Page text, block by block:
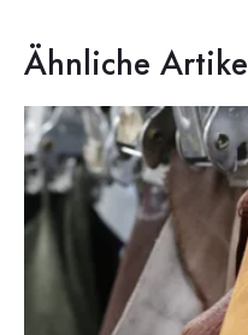
Ähnliche Artikel